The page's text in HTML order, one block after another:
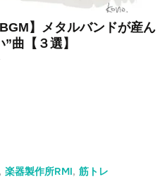
BGM】メタルバンドが産ん
曲【３選】
, 楽器製作所RMI, 筋トレ